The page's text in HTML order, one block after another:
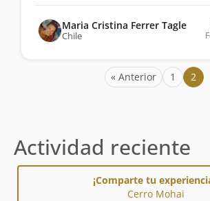
Maria Cristina Ferrer Tagle
Chile
« Anterior 1 2
Actividad reciente
¡Comparte tu
Cerro Mohai